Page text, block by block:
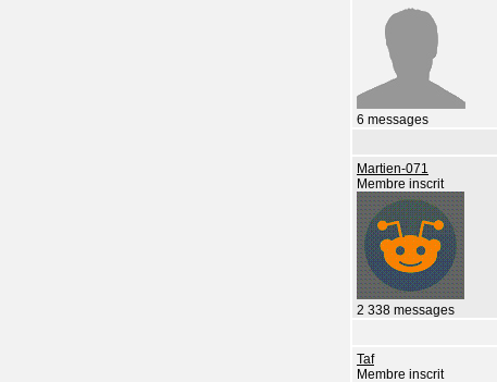
6 messages
Martien-071
Membre inscrit
2 338 messages
Taf
Membre inscrit